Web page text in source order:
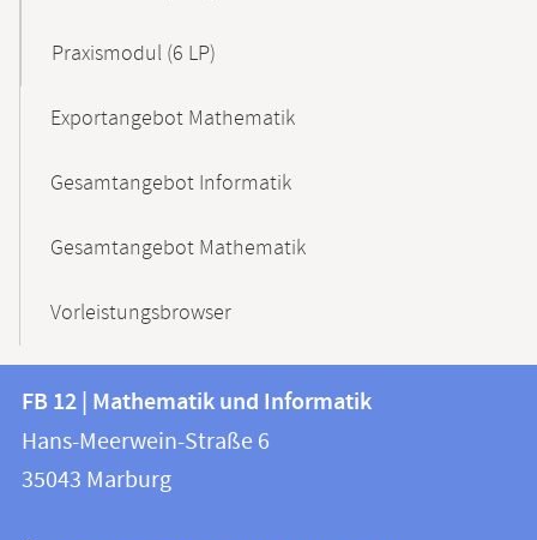
Praxismodul (6 LP)
Exportangebot Mathematik
Gesamtangebot Informatik
Gesamtangebot Mathematik
Vorleistungsbrowser
Kontakt
und
Informationen
FB
12
|
FB 12 | Mathematik und Informatik
Hans-Meerwein-Straße 6
35043 Marburg